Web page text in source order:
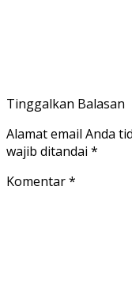
Tinggalkan Balasan
Alamat email Anda
wajib ditandai *
Komentar*